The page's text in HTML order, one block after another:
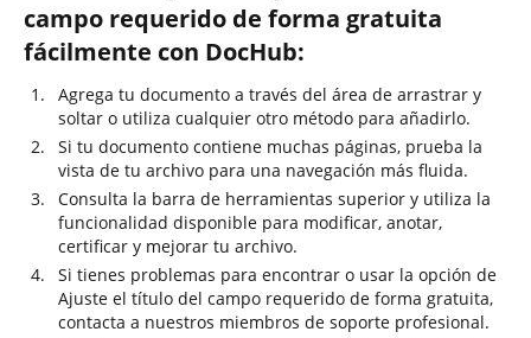
campo requerido de forma gratuita
fácilmente con DocHub:
Agrega tu documento a través del área de arrastrar y
soltar o utiliza cualquier otro método para añadirlo.
Si tu documento contiene muchas páginas, prueba la
vista de tu archivo para una navegación más fluida.
Consulta la barra de herramientas superior y utiliza la
funcionalidad disponible para modificar, anotar,
certificar y mejorar tu archivo.
Si tienes problemas para encontrar o usar la opción de
Ajuste el título del campo requerido de forma gratuita,
contacta a nuestros miembros de soporte profesional.